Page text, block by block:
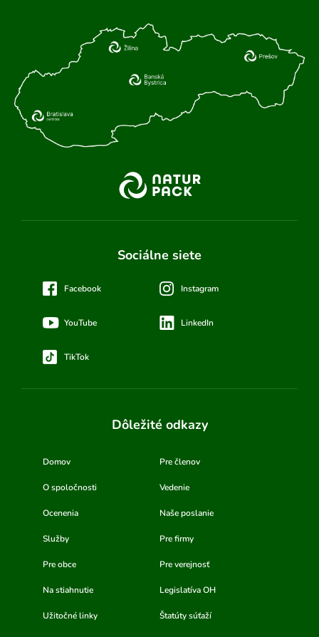
Sociálne siete
Facebook Instagram
YouTube LinkedIn
TikTok
Dôležité odkazy
Domov Pre členov
O spoločnosti Vedenie
Ocenenia Naše poslanie
Služby Pre firmy
Pre obce Pre verejnosť
Na stiahnutie Legislatíva OH
Užitočné linky Štatúty súťaží